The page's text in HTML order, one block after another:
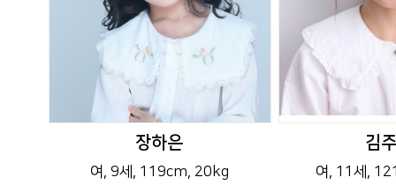
장하은
여 , 9세 , 119cm, 20kg
김
여 , 11세 ,